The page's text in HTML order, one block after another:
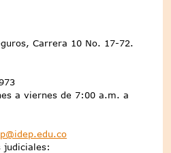
Carrera 10 No. 17-72.
a viernes de 7:00 a.m. a
judiciales: